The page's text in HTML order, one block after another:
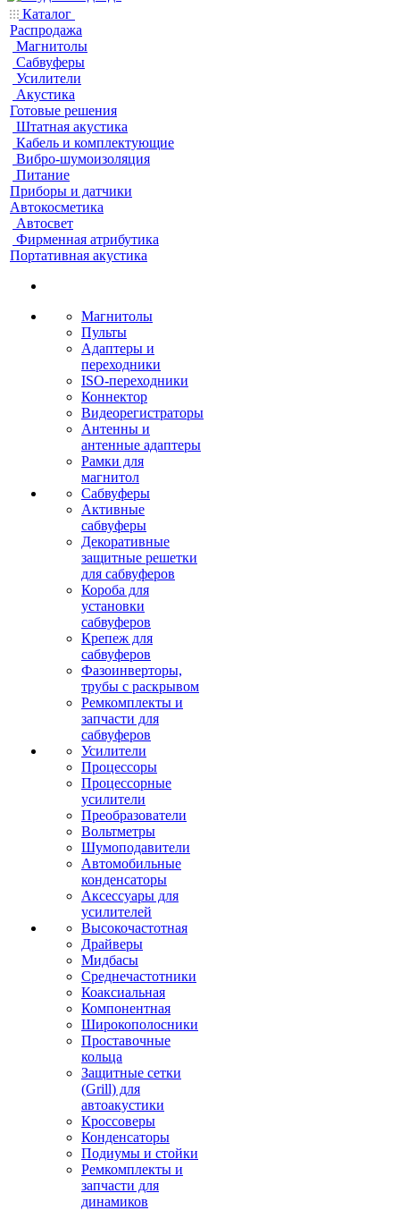
Каталог
Распродажа
Магнитолы
Сабвуферы
Усилители
Акустика
Готовые решения
Штатная акустика
Кабель и комплектующие
Вибро-шумоизоляция
Питание
Приборы и датчики
Автокосметика
Автосвет
Фирменная атрибутика
Портативная акустика
Магнитолы
Пульты
Адаптеры и
переходники
ISO-переходники
Коннектор
Видеорегистраторы
Антенны и
антенные адаптеры
Рамки для
магнитол
Сабвуферы
Активные
сабвуферы
Декоративные
защитные решетки
для сабвуферов
Короба для
установки
сабвуферов
Крепеж для
сабвуферов
Фазоинверторы,
трубы с раскрывом
Ремкомплекты и
запчасти для
сабвуферов
Усилители
Процессоры
Процессорные
усилители
Преобразователи
Вольтметры
Шумоподавители
Автомобильные
конденсаторы
Аксессуары для
усилителей
Высокочастотная
Драйверы
Мидбасы
Среднечастотники
Коаксиальная
Компонентная
Широкополосники
Проставочные
кольца
Защитные сетки
(Grill) для
автоакустики
Кроссоверы
Конденсаторы
Подиумы и стойки
Ремкомплекты и
запчасти для
динамиков